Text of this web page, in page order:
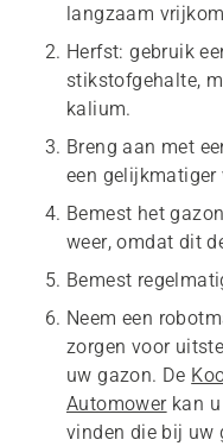
langzaam
Herfst: gebruik
stikstofgehalte,
kalium.
Breng aan met
een gelijkmatiger
Bemest het
weer, omdat dit
Bemest
Neem een
zorgen voor
uw gazon. De
Automowerkan u
vinden die bij uw